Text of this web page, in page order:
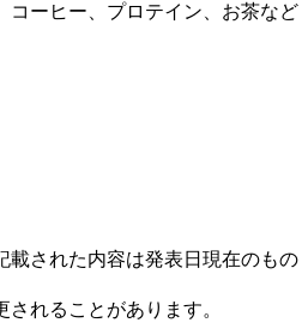
コーヒー、プロテイン、お茶など
された内容は発表日現在のもの
れることがあります。